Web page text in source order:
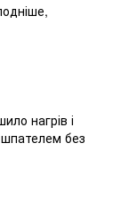
нагрів і
шпателем без